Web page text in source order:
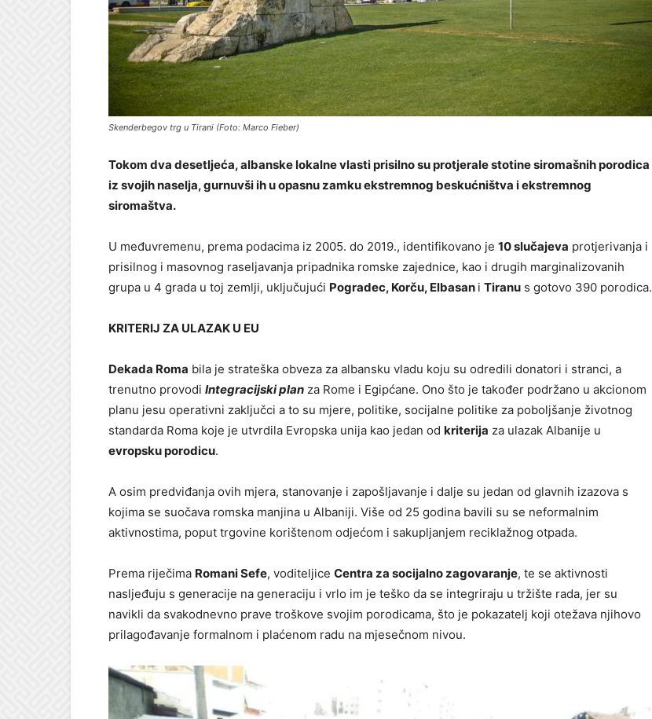
Skenderbegov trg u Tirani (Foto: Marco Fieber)
Tokom dva desetljeća, albanske lokalne vlasti prisilno su protjerale stotine siromašnih porodica
iz svojih naselja, gurnuvši ih u opasnu zamku ekstremnog beskućništva i ekstremnog
siromaštva.
U međuvremenu, prema podacima iz 2005. do 2019., identifikovano je 10 slučajeva protjerivanja i
prisilnog i masovnog raseljavanja pripadnika romske zajednice, kao i drugih marginalizovanih
grupa u 4 grada u toj zemlji, uključujući Pogradec, Korču, Elbasan i Tiranu s gotovo 390 porodica.
KRITERIJ ZA ULAZAK U EU
Dekada Roma bila je strateška obveza za albansku vladu koju su odredili donatori i stranci, a
trenutno provodi Integracijski plan za Rome i Egipćane. Ono što je također podržano u akcionom
planu jesu operativni zaključci a to su mjere, politike, socijalne politike za poboljšanje životnog
standarda Roma koje je utvrdila Evropska unija kao jedan od kriterija za ulazak Albanije u
evropsku porodicu.
A osim predviđanja ovih mjera, stanovanje i zapošljavanje i dalje su jedan od glavnih izazova s ​​
kojima se suočava romska manjina u Albaniji. Više od 25 godina bavili su se neformalnim
aktivnostima, poput trgovine korištenom odjećom i sakupljanjem reciklažnog otpada.
Prema riječima Romani Sefe, voditeljice Centra za socijalno zagovaranje, te se aktivnosti
nasljeđuju s generacije na generaciju i vrlo im je teško da se integriraju u tržište rada, jer su
navikli da svakodnevno prave troškove svojim porodicama, što je pokazatelj koji otežava njihovo
prilagođavanje formalnom i plaćenom radu na mjesečnom nivou.